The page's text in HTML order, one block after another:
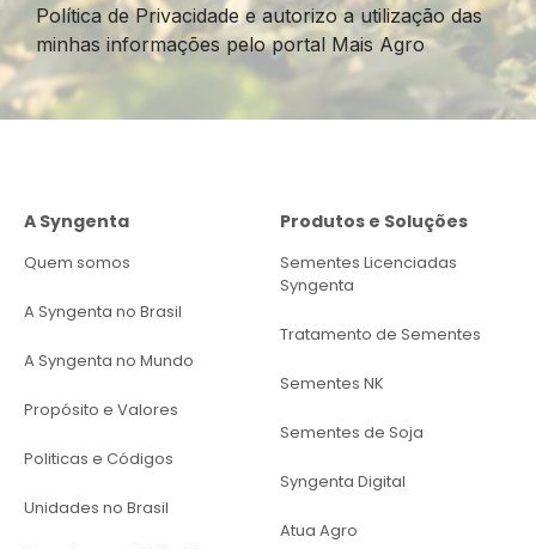
Política de Privacidade e autorizo a utilização das
minhas informações pelo portal Mais Agro
A Syngenta
Quem somos
A Syngenta no Brasil
A Syngenta no Mundo
Propósito e Valores
Politicas e Códigos
Unidades no Brasil
Produtos e Soluções
Sementes Licenciadas
Syngenta
Tratamento de Sementes
Sementes NK
Sementes de Soja
Syngenta Digital
Atua Agro